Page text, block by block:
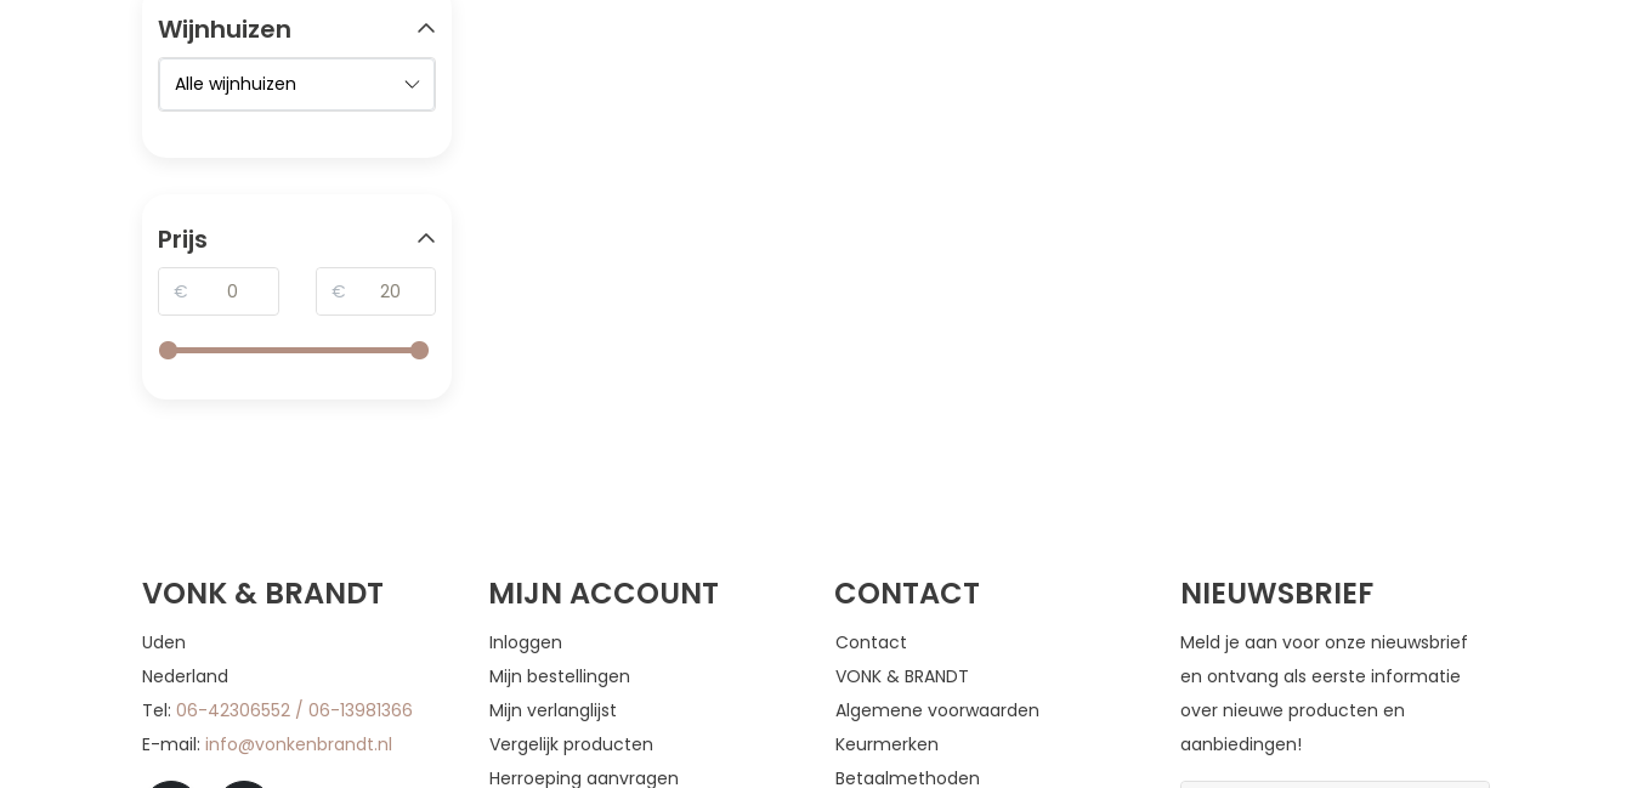
Wijnhuizen
Prijs
€ €
VONK & BRANDT
Uden
Nederland
Tel: 06-42306552 / 06-13981366
E-mail: info@vonkenbrandt.nl
MIJN ACCOUNT
Inloggen
Mijn bestellingen
Mijn verlanglijst
Vergelijk producten
Herroeping aanvragen
CONTACT
Contact
VONK & BRANDT
Algemene voorwaarden
Keurmerken
Betaalmethoden
NIEUWSBRIEF
Meld je aan voor onze nieuwsbrief
en ontvang als eerste informatie
over nieuwe producten en
aanbiedingen!